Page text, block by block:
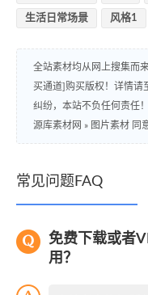
生活日常场景 风格1
全站素材均从网上搜集而
买通道]购买版权！详情请
纠纷，本站不负任何责任！
源库素材网 » 图片素材 同
常见问题FAQ
免费下载或者
用？